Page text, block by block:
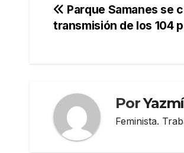
Navegación
Parque Samanes se
transmisión de los 104
Por
Feminista.